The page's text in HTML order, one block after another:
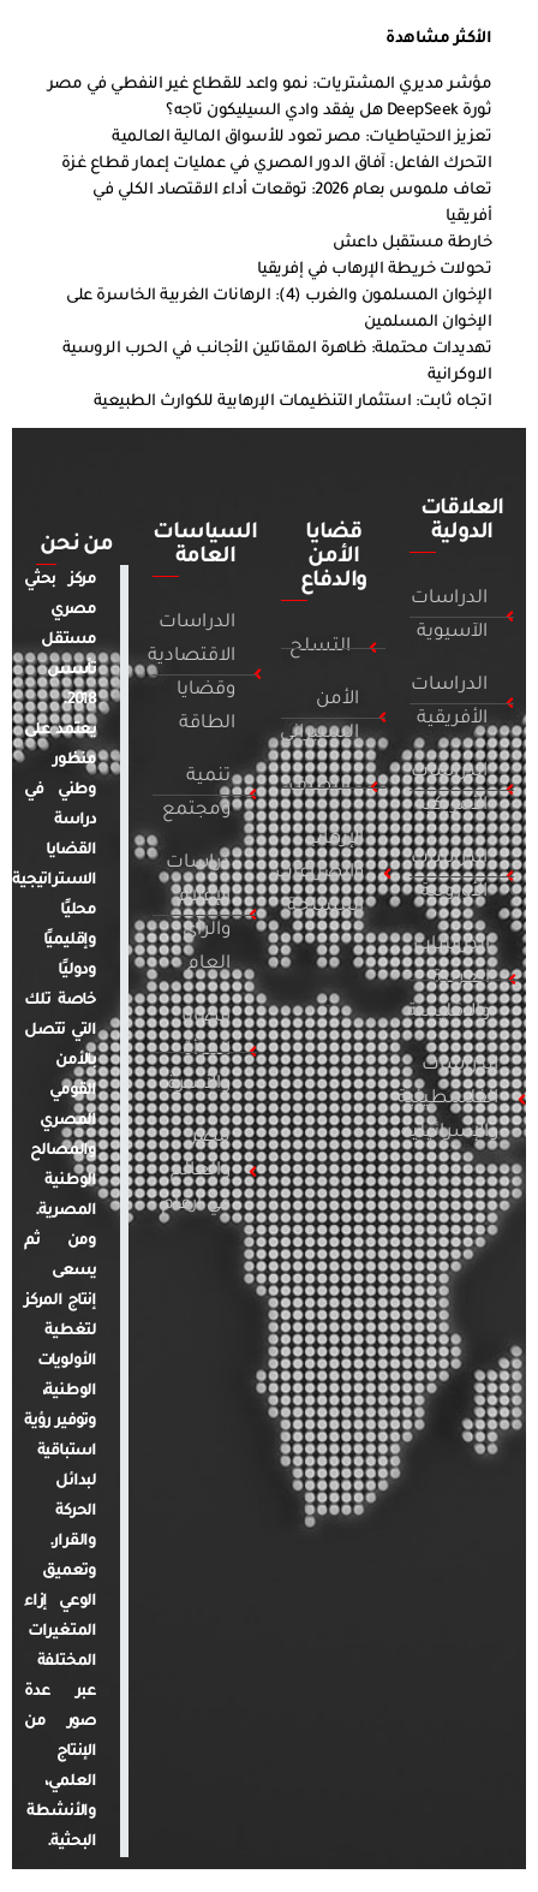
الأكثر مشاهدة
مؤشر مديري المشتريات: نمو واعد للقطاع غير النفطي في مصر
ثورة DeepSeek هل يفقد وادي السيليكون تاجه؟
تعزيز الاحتياطيات: مصر تعود للأسواق المالية العالمية
التحرك الفاعل: آفاق الدور المصري في عمليات إعمار قطاع غزة
تعاف ملموس بعام 2026: توقعات أداء الاقتصاد الكلي في
أفريقيا
خارطة مستقبل داعش
تحولات خريطة الإرهاب في إفريقيا
الإخوان المسلمون والغرب (4): الرهانات الغربية الخاسرة على
الإخوان المسلمين
تهديدات محتملة: ظاهرة المقاتلين الأجانب في الحرب الروسية
الاوكرانية
اتجاه ثابت: استثمار التنظيمات الإرهابية للكوارث الطبيعية
العلاقات
الدولية
الدراسات
الآسيوية
الدراسات
الأفريقية
الدراسات
الأمريكية
الدراسات
الأوروبية
الدراسات
العربية
والإقليمية
الدراسات
الفلسطينية
والإسرائيلية
قضايا
الأمن
والدفاع
التسلح
الأمن
السيبراني
التطرف
الإرهاب
والصراعات
المسلحة
السياسات
العامة
الدراسات
الاقتصادية
وقضايا
الطاقة
تنمية
ومجتمع
دراسات
الإعلام
والرأي
العام
قضايا
المرأة
والأسرة
مصر
والعالم
في أرقام
من نحن
مركز بحثي
مصري
مستقل
تأسس
2018.
يعتمد على
منظور
وطني في
دراسة
القضايا
الاستراتيجية
محليًا
وإقليميًا
ودوليًا
خاصة تلك
التي تتصل
بالأمن
القومي
المصري
والمصالح
الوطنية
المصرية.
ومن ثم
يسعى
إنتاج المركز
لتغطية
الأولويات
الوطنية،
وتوفير رؤية
استباقية
لبدائل
الحركة
والقرار.
وتعميق
الوعي إزاء
المتغيرات
المختلفة
عبر عدة
صور من
الإنتاج
العلمي،
والأنشطة
البحثية.